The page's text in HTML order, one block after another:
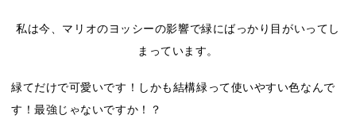
私は今、マリオのヨッシーの影響で緑にばっかり目がいってし
まっています。
緑てだけで可愛いです！しかも結構緑って使いやすい色なんで
す！最強じゃないですか！？